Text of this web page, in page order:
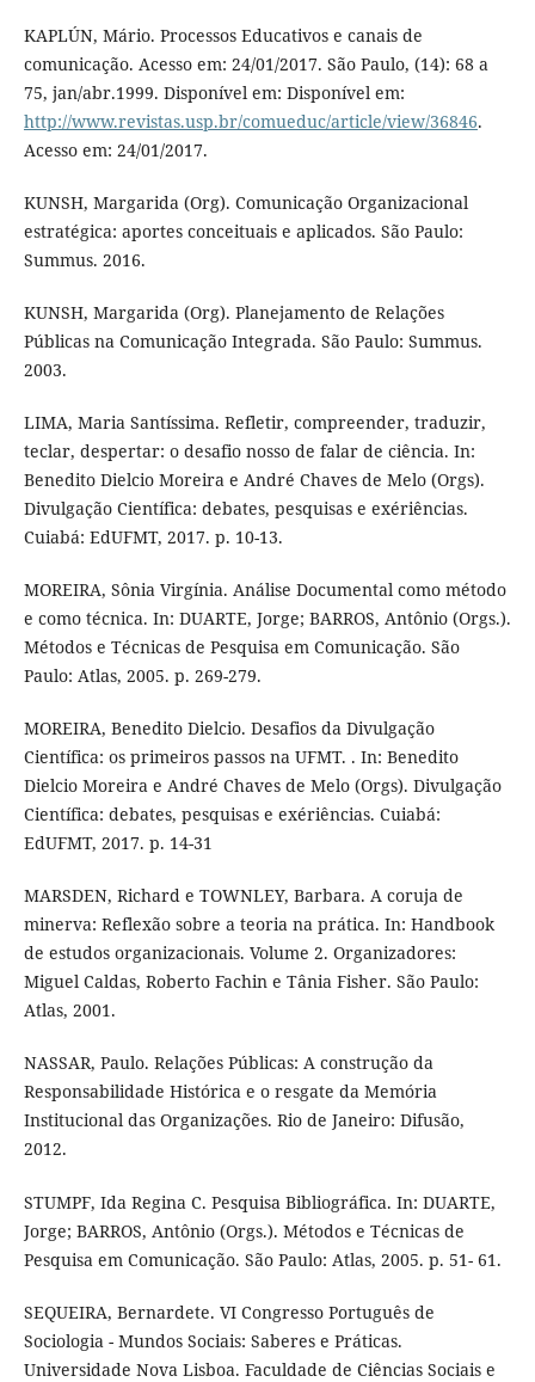
KAPLÚN, Mário. Processos Educativos e canais de
comunicação. Acesso em: 24/01/2017. São Paulo, (14): 68 a
75, jan/abr.1999. Disponível em: Disponível em:
http://www.revistas.usp.br/comueduc/article/view/36846.
Acesso em: 24/01/2017.
KUNSH, Margarida (Org). Comunicação Organizacional
estratégica: aportes conceituais e aplicados. São Paulo:
Summus. 2016.
KUNSH, Margarida (Org). Planejamento de Relações
Públicas na Comunicação Integrada. São Paulo: Summus.
2003.
LIMA, Maria Santíssima. Refletir, compreender, traduzir,
teclar, despertar: o desafio nosso de falar de ciência. In:
Benedito Dielcio Moreira e André Chaves de Melo (Orgs).
Divulgação Científica: debates, pesquisas e exériências.
Cuiabá: EdUFMT, 2017. p. 10-13.
MOREIRA, Sônia Virgínia. Análise Documental como método
e como técnica. In: DUARTE, Jorge; BARROS, Antônio (Orgs.).
Métodos e Técnicas de Pesquisa em Comunicação. São
Paulo: Atlas, 2005. p. 269-279.
MOREIRA, Benedito Dielcio. Desafios da Divulgação
Científica: os primeiros passos na UFMT. . In: Benedito
Dielcio Moreira e André Chaves de Melo (Orgs). Divulgação
Científica: debates, pesquisas e exériências. Cuiabá:
EdUFMT, 2017. p. 14-31
MARSDEN, Richard e TOWNLEY, Barbara. A coruja de
minerva: Reflexão sobre a teoria na prática. In: Handbook
de estudos organizacionais. Volume 2. Organizadores:
Miguel Caldas, Roberto Fachin e Tânia Fisher. São Paulo:
Atlas, 2001.
NASSAR, Paulo. Relações Públicas: A construção da
Responsabilidade Histórica e o resgate da Memória
Institucional das Organizações. Rio de Janeiro: Difusão,
2012.
STUMPF, Ida Regina C. Pesquisa Bibliográfica. In: DUARTE,
Jorge; BARROS, Antônio (Orgs.). Métodos e Técnicas de
Pesquisa em Comunicação. São Paulo: Atlas, 2005. p. 51- 61.
SEQUEIRA, Bernardete. VI Congresso Português de
Sociologia - Mundos Sociais: Saberes e Práticas.
Universidade Nova Lisboa. Faculdade de Ciências Sociais e